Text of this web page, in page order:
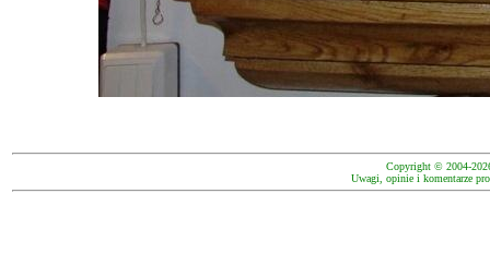
Copyright © 2004-
Uwagi, opinie i komentarze